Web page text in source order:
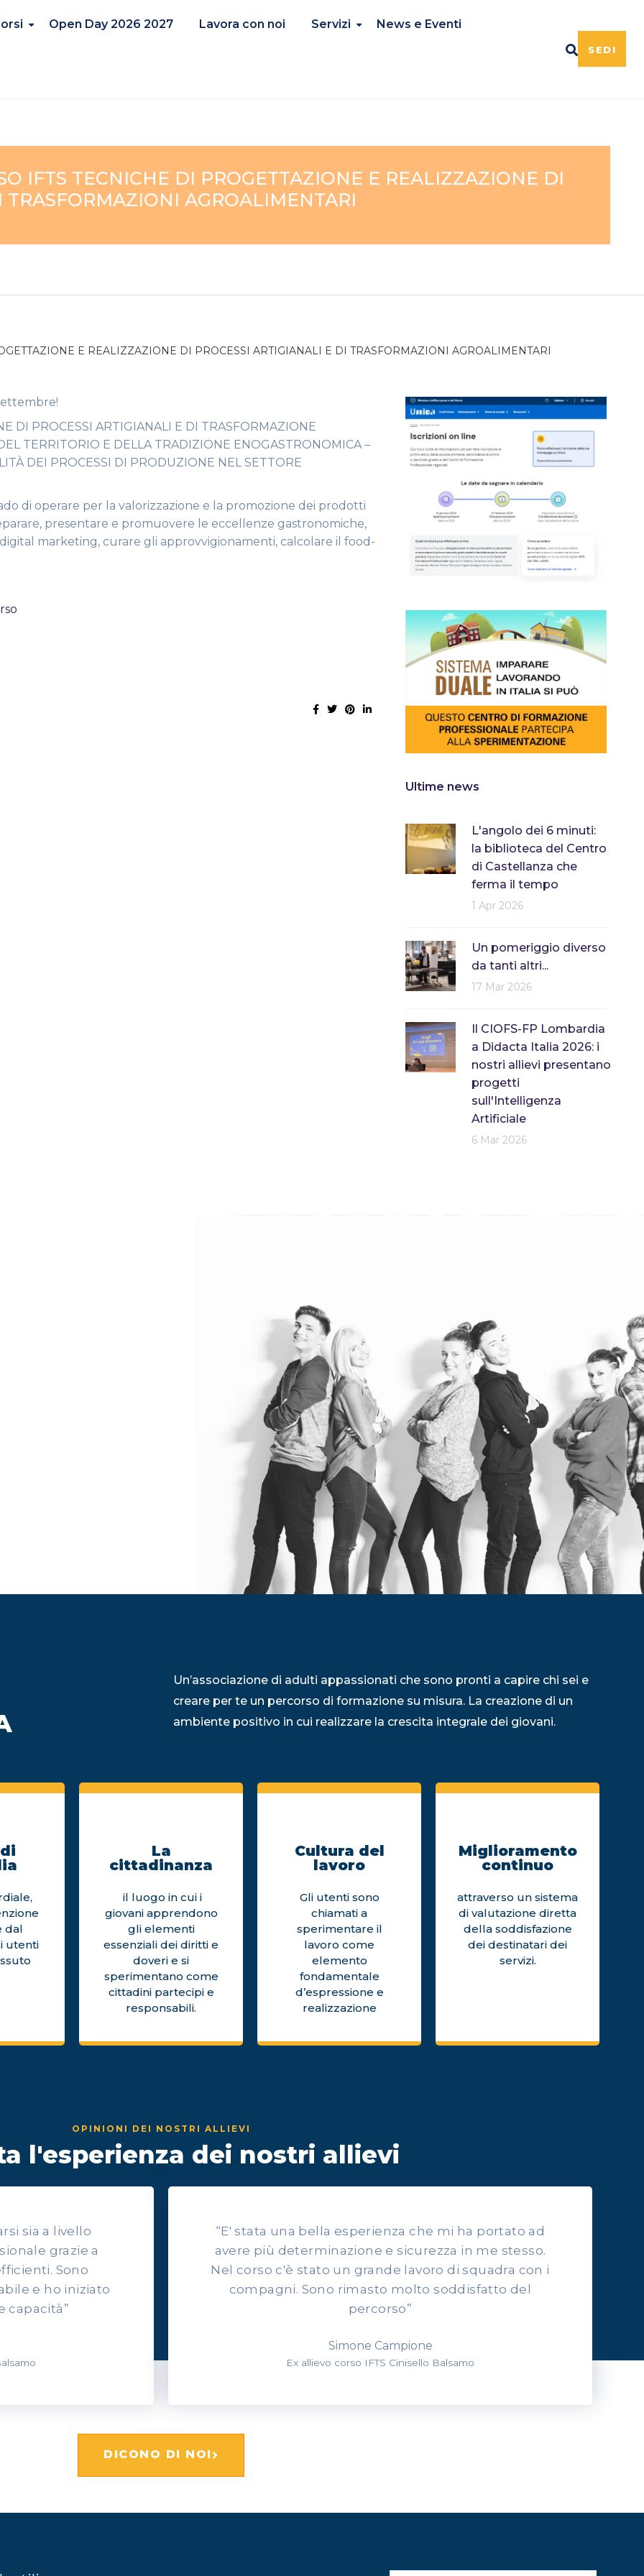
Open Day 2026 2027 Lavora con noi Servizi News e Eventi
SEDI
IFTS TECNICHE DI PROGETTAZIONE E REALIZZAZIONE DI
TRASFORMAZIONI AGROALIMENTARI
E REALIZZAZIONE DI PROCESSI ARTIGIANALI E DI TRASFORMAZIONI AGROALIMENTARI
DI PROCESSI ARTIGIANALI E DI TRASFORMAZIONE
TERRITORIO E DELLA TRADIZIONE ENOGASTRONOMICA –
DEI PROCESSI DI PRODUZIONE NEL SETTORE
di operare per la valorizzazione e la promozione dei prodotti
presentare e promuovere le eccellenze gastronomiche,
marketing, curare gli approvvigionamenti, calcolare il food-
Ultime news
L'angolo dei 6 minuti:
la biblioteca del Centro
di Castellanza che
ferma il tempo
1 Apr 2026
Un pomeriggio diverso
da tanti altri...
17 Mar 2026
Il CIOFS-FP Lombardia
a Didacta Italia 2026: i
nostri allievi presentano
progetti
sull'Intelligenza
Artificiale
6 Mar 2026
Un’associazione di adulti appassionati che sono pronti a capire chi sei e
creare per te un percorso di formazione su misura. La creazione di un
ambiente positivo in cui realizzare la crescita integrale dei giovani.
dal
utenti
La
cittadinanza
il luogo in cui i
giovani apprendono
gli elementi
essenziali dei diritti e
doveri e si
sperimentano come
cittadini partecipi e
responsabili.
Cultura del
lavoro
Gli utenti sono
chiamati a
sperimentare il
lavoro come
elemento
fondamentale
d’espressione e
realizzazione
Miglioramento
continuo
attraverso un sistema
di valutazione diretta
della soddisfazione
dei destinatari dei
servizi.
OPINIONI DEI NOSTRI ALLIEVI
l'esperienza dei nostri allievi
sia a livello
grazie a
Sono
e ho iniziato
capacità”
“E' stata una bella esperienza che mi ha portato ad
avere più determinazione e sicurezza in me stesso.
Nel corso c'è stato un grande lavoro di squadra con i
compagni. Sono rimasto molto soddisfatto del
percorso”
Simone Campione
Ex allievo corso IFTS Cinisello Balsamo
DICONO DI NOI